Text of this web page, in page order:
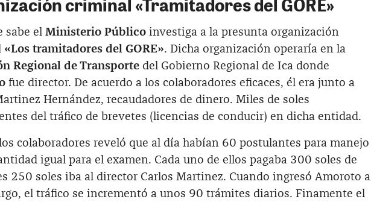
sabe el Ministerio Público investiga a la presunta organización
«Los tramitadores del GORE». Dicha organización operaría en la
Regional de Transporte del Gobierno Regional de Ica donde
fue director. De acuerdo a los colaboradores eficaces, él era junto a
Hernández, recaudadores de dinero. Miles de soles
del tráfico de brevetes (licencias de conducir) en dicha entidad.
colaboradores reveló que al día habían 60 postulantes para manejo
igual para el examen. Cada uno de ellos pagaba 300 soles de
250 soles iba al director Carlos Martinez. Cuando ingresó Amoroto a
el tráfico se incrementó a unos 90 trámites diarios. Finamente el